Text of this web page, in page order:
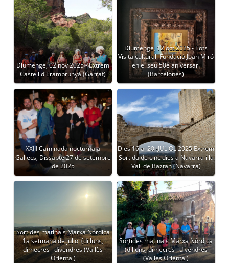
Diumenge, 02 nov 2025 - Extrem
Castell d'Eramprunyà (Garraf)
Diumenge, 12 oct 2025 - Tots
Visita cultural. Fundació Joan Miró
en el seu 50é aniversari
(Barcelonès)
XXIII Caminada nocturna a
Gallecs, Dissabte 27 de setembre
de 2025
Dies 16 al 20 -JULIOL 2025 Extrem
Sortida de cinc dies a Navarra i la
Vall de Baztan (Navarra)
Sortides matinals Marxa Nòrdica
1a setmana de juliol (dilluns,
dimecres i divendres (Vallès
Oriental)
Sortides matinals Marxa Nòrdica
(dilluns, dimecres i divendres
(Vallès Oriental)